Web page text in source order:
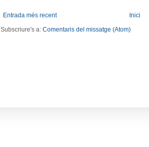
Entrada més recent
Inici
Subscriure's a: Comentaris del missatge (Atom)